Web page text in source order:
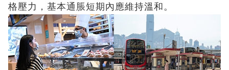
格壓力，基本通脹短期內應維持溫和。